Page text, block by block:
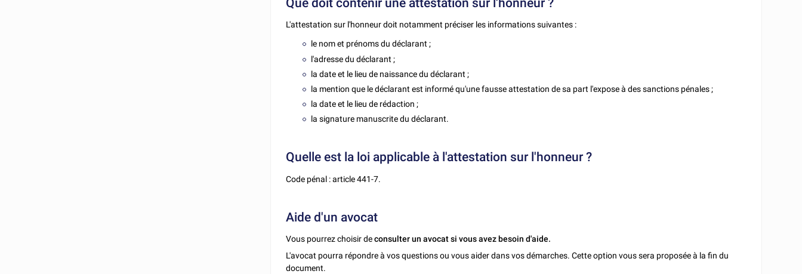
L'attestation sur l'honneur doit notamment préciser les informations suivantes :
le nom et prénoms du déclarant ;
l'adresse du déclarant ;
la date et le lieu de naissance du déclarant ;
la mention que le déclarant est informé qu'une fausse attestation de sa part l'expose à des sanctions pénales ;
la date et le lieu de rédaction ;
la signature manuscrite du déclarant.
Quelle est la loi applicable à l'attestation sur l'honneur ?
Code pénal : article 441-7.
Aide d'un avocat
Vous pourrez choisir deconsulter un avocat si vous avez besoin d'aide.
L'avocat pourra répondre à vos questions ou vous aider dans vos démarches. Cette option vous sera proposée à la fin du
document.